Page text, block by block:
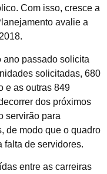
Com isso, cresce a
avalie a
ano passado solicita
solicitadas, 680
e as outras 849
dos próximos
servirão para
de modo que o quadro
falta de servidores.
entre as carreiras